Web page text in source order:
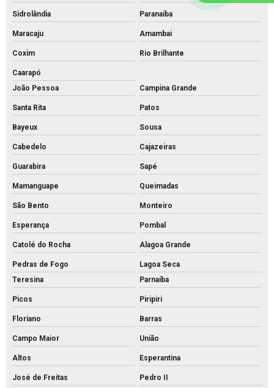
Sidrolândia Paranaíba
Maracaju Amambai
Coxim Rio Brilhante
Caarapó
João Pessoa
Campina Grande
Santa Rita Patos
Bayeux Sousa
Cabedelo Cajazeiras
Guarabira Sapé
Mamanguape Queimadas
São Bento Monteiro
Esperança Pombal
Catolé do Rocha Alagoa Grande
Pedras de Fogo
Lagoa Seca
Teresina
Parnaíba
Picos Piripiri
Floriano Barras
Campo Maior União
Altos Esperantina
José de Freitas Pedro II